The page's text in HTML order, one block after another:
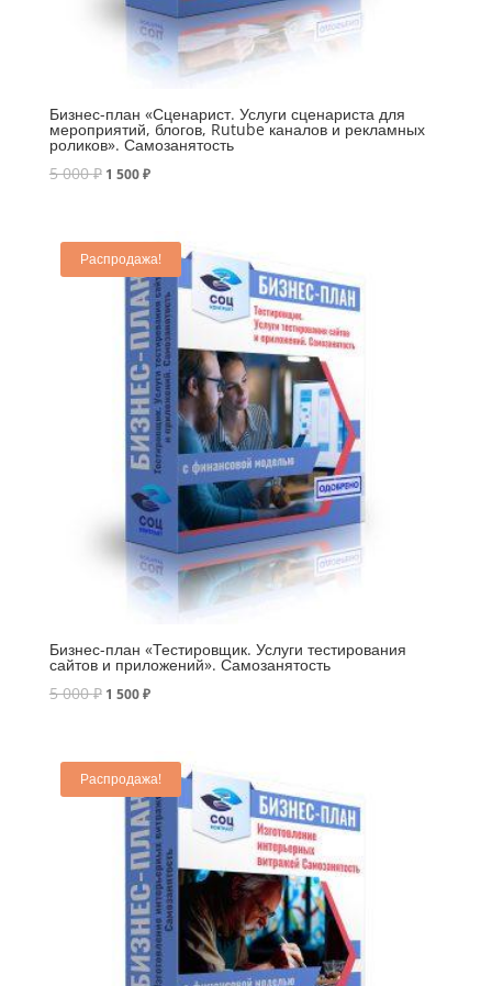
Бизнес-план «Сценарист. Услуги сценариста для
мероприятий, блогов, Rutube каналов и рекламных
роликов». Самозанятость
5 000₽ 1 500₽
Распродажа!
Бизнес-план «Тестировщик. Услуги тестирования
сайтов и приложений». Самозанятость
5 000₽ 1 500₽
Распродажа!